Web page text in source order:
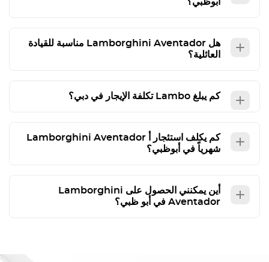
هل Lamborghini Aventador
مناسبة للقيادة
العائلية؟
كم يبلغ Lambo تكلفة الإيجار في دبي؟
كم يكلف استئجار أ Lamborghini Aventador
شهرياً في أبوظبي؟
أين يمكنني الحصول على Lamborghini
Aventador في أبو ظبي؟